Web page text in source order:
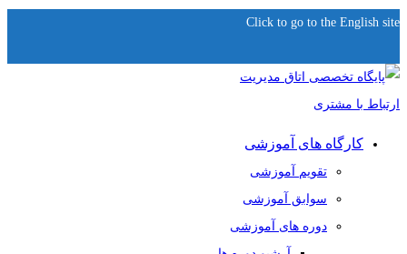
Click to go to the English site
کارگاه های آموزشی
تقویم آموزشی
سوابق آموزشی
دوره های آموزشی